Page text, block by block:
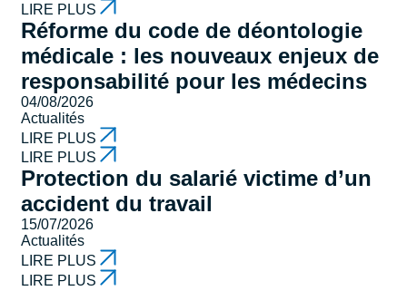
LIRE PLUS
Réforme du code de déontologie
médicale : les nouveaux enjeux de
responsabilité pour les médecins
04/08/2026
Actualités
LIRE PLUS
LIRE PLUS
Protection du salarié victime d’un
accident du travail
15/07/2026
Actualités
LIRE PLUS
LIRE PLUS